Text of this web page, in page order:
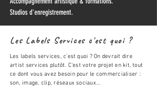
Studios d'enregistrement.
Les Labels Services c'est quoi ?
Les labels services, c'est quoi ? On devrait dire
artist services plutôt. C'est votre projet en kit, tout
ce dont vous avez besoin pour le commercialiser :
son, image, clip, réseaux sociaux...